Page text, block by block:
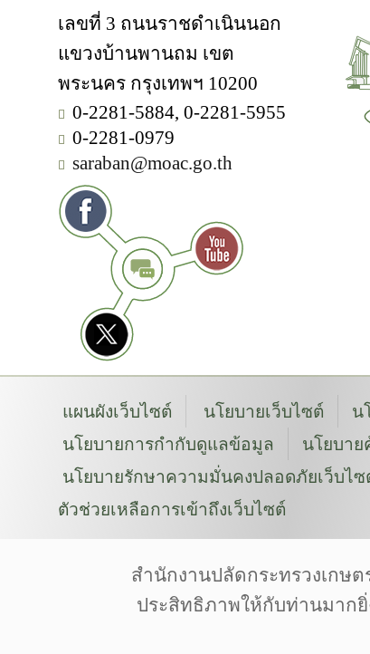
เลขที่ 3 ถนนราชดำเนินนอก
แขวงบ้านพานถม เขต
พระนคร กรุงเทพฯ 10200
0-2281-5884, 0-2281-5955
0-2281-0979
saraban@moac.go.th
แผนผังเว็บไซต์ นโยบายเว็บไซต์
น
นโยบายการกำกับดูแลข้อมูล
นโยบา
นโยบายรักษาความมั่นคงปลอดภัยเว็บไซ
ตัวช่วยเหลือการเข้าถึงเว็บไซต์
Font by: f0nt | Image by: Pixabay | Pexels |
Designed by Freepik | Icon made by
สำนักงานปลัดกระทรวงเกษ
ประสิทธิภาพให้กับท่านมาก